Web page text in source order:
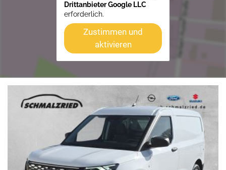
Drittanbieter Google LLC
erforderlich.
Zustimmen und
aktivieren